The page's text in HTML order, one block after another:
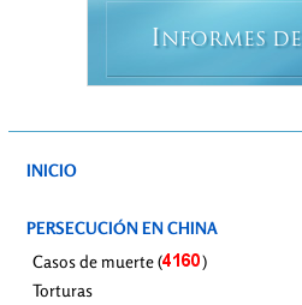
INFORMES DE
INICIO
PERSECUCIÓN EN CHINA
Casos de muerte (
)
Torturas